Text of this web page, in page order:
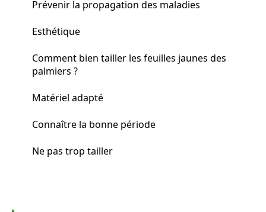
Prévenir la propagation des maladies
Esthétique
Comment bien tailler les feuilles jaunes des
palmiers ?
Matériel adapté
Connaître la bonne période
Ne pas trop tailler